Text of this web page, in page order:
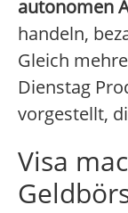
autonomen
handeln,
Gleich
Dienstag
vorgestellt,
Visa